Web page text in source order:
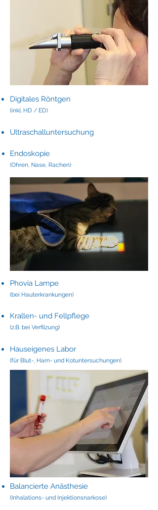
Digitales Röntgen
(inkl. HD / ED)
Ultraschalluntersuchung​​
Endoskopie
(Ohren, Nase, Rachen)
Phovia Lampe​
(bei Hauterkrankungen)
Krallen- und Fellpflege
(z.B. bei Verfilzung)
Hauseigenes Labor
(für Blut-, Harn- und Kotuntersuchungen)
Balancierte Anästhesie
(Inhalations- und Injektionsnarkose)